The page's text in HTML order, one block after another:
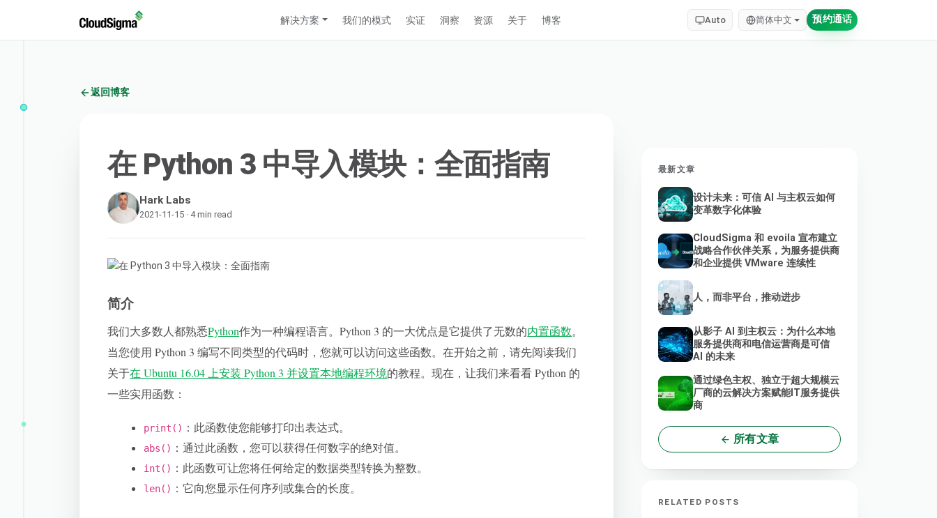
解决方案 我们的模式 实证 洞察 资源 关于 博客 Auto 简体中文 预约通话
返回博客
在 Python 3 中导入模块：全面指南
Hark Labs
2021-11-15 · 4 min read
简介
我们大多数人都熟悉Python作为一种编程语言。Python 3 的一大优点是它提供了无数的内置函数。
当您使用 Python 3 编写不同类型的代码时，您就可以访问这些函数。在开始之前，请先阅读我们
关于在 Ubuntu 16.04 上安装 Python 3 并设置本地编程环境的教程。现在，让我们来看看 Python 的
一些实用函数：
print() ：此函数使您能够打印出表达式。
abs() ：通过此函数，您可以获得任何数字的绝对值。
int() ：此函数可让您将任何给定的数据类型转换为整数。
len() ：它向您显示任何序列或集合的长度。
最新文章
设计未来：可信 AI 与主权云如何
变革数字化体验
CloudSigma 和 evoila 宣布建立
战略合作伙伴关系，为服务提供商
和企业提供 VMware 连续性
人，而非平台，推动进步
从影子 AI 到主权云：为什么本地
服务提供商和电信运营商是可信
AI 的未来
通过绿色主权、独立于超大规模云
厂商的云解决方案赋能IT服务提供
商
所有文章
RELATED POSTS